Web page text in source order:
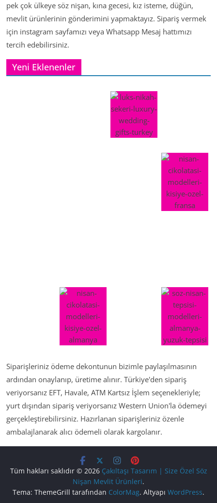
pek çok ülkeye söz nişan, kına gecesi, kız isteme, düğün,
mevlit ürünlerinin gönderimini yapmaktayız. Sipariş vermek
için instagram sayfamızı veya Whatsapp Mesaj hattımızı
tercih edebilirsiniz.
Yeni Eklenenler
Siparişleriniz ödeme dekontunun bizimle paylaşılmasının
ardından onaylanıp, üretime alınır. Türkiye'den sipariş
veriyorsanız EFT, Havale, ATM Kartsız İşlem seçenekleriyle;
yurt dışından sipariş veriyorsanız Western Union'la ödemeyi
gerçekleştirebilirsiniz. Hazırlanan siparişleriniz özenle
ambalajlanarak alıcı ödemeli olarak kargolanır.
Tüm hakları saklıdır © 2026 Çakıltaşı Tasarım | Size Özel Söz
Nişan Mevlit Ürünleri.
Tema: ThemeGrill tarafından ColorMag. Altyapı WordPress.